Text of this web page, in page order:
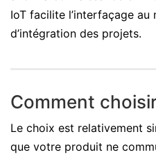
IoT facilite l’interfaçage au
d’intégration des projets.
Comment
Le choix est relativement
que votre produit ne